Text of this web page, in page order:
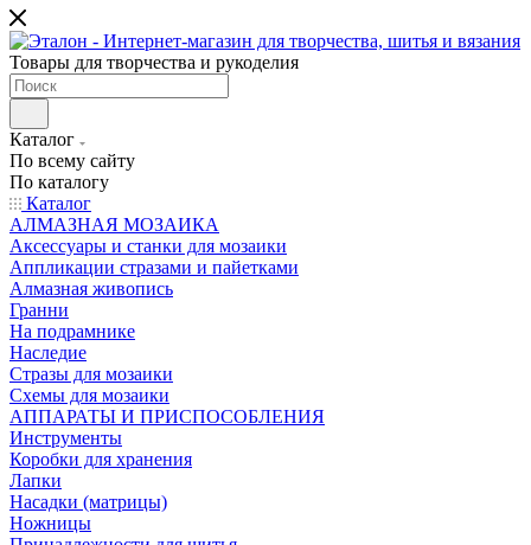
Товары для творчества и рукоделия
Каталог
По всему сайту
По каталогу
Каталог
АЛМАЗНАЯ МОЗАИКА
Аксессуары и станки для мозаики
Аппликации стразами и пайетками
Алмазная живопись
Гранни
На подрамнике
Наследие
Стразы для мозаики
Схемы для мозаики
АППАРАТЫ И ПРИСПОСОБЛЕНИЯ
Инструменты
Коробки для хранения
Лапки
Насадки (матрицы)
Ножницы